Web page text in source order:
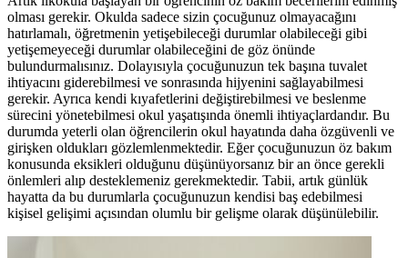
olması gerekir. Okulda sadece sizin çocuğunuz olmayacağını
hatırlamalı, öğretmenin yetişebileceği durumlar olabileceği gibi
yetişemeyeceği durumlar olabileceğini de göz önünde
bulundurmalısınız. Dolayısıyla çocuğunuzun tek başına tuvalet
ihtiyacını giderebilmesi ve sonrasında hijyenini sağlayabilmesi
gerekir. Ayrıca kendi kıyafetlerini değiştirebilmesi ve beslenme
sürecini yönetebilmesi okul yaşatışında önemli ihtiyaçlardandır. Bu
durumda yeterli olan öğrencilerin okul hayatında daha özgüvenli ve
girişken oldukları gözlemlenmektedir. Eğer çocuğunuzun öz bakım
konusunda eksikleri olduğunu düşünüyorsanız bir an önce gerekli
önlemleri alıp desteklemeniz gerekmektedir. Tabii, artık günlük
hayatta da bu durumlarla çocuğunuzun kendisi baş edebilmesi
kişisel gelişimi açısından olumlu bir gelişme olarak düşünülebilir.